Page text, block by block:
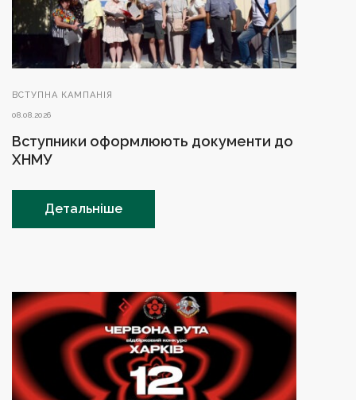
ВСТУПНА КАМПАНІЯ
08.08.2026
Вступники оформлюють документи до
ХНМУ
Детальніше